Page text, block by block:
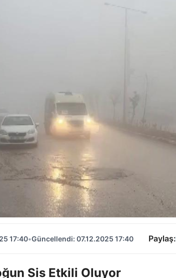
17:40•Güncellendi: 07.12.2025 17:40 Paylaş:
Sis Etkili Oluyor